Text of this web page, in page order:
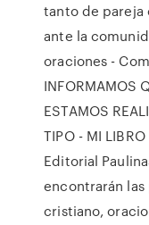
tanto de pareja
ante la
oraciones -
INFORMAMOS
ESTAMOS
TIPO - MI
Editorial
encontrarán
cristiano,